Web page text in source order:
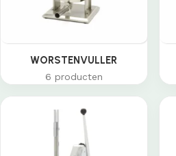
WORSTENVULLER
6 producten